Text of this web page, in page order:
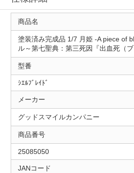
商品名
塗装済み完成品 1/7 月姫 -A piece of
ル～第七聖典：第三死因『出血死（
型番
ｼｴﾙﾌﾞﾚｲﾄﾞ
メーカー
グッドスマイルカンパニー
商品番号
25085050
JANコード